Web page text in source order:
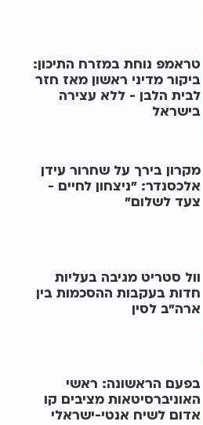
טראמפ נוחת במזרח התיכון:
ביקור מדיני ראשון מאז חזר
לבית הלבן - ללא עצירה
בישראל
מקרון בירך על שחרור עידן
אלכסנדר: "ניצחון לחיים -
צעד לשלום"
וול סטריט מגיבה בעליות
חדות בעקבות ההסכמות בין
ארה"ב לסין
בפעם הראשונה: ראשי
האוניברסיטאות מציבים קו
אדום לשיח אנטי-ישראלי